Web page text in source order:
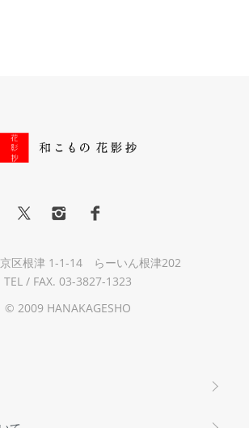
区根津 1-1-14 らーいん根津202
TEL / FAX. 03-3827-1323
© 2009 HANAKAGESHO